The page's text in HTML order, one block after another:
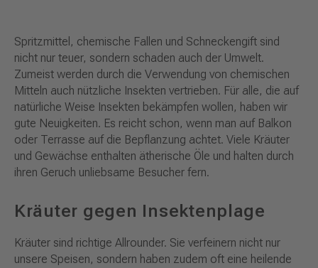
Spritzmittel, chemische Fallen und Schneckengift sind
nicht nur teuer, sondern schaden auch der Umwelt.
Zumeist werden durch die Verwendung von chemischen
Mitteln auch nützliche Insekten vertrieben. Für alle, die auf
natürliche Weise Insekten bekämpfen wollen, haben wir
gute Neuigkeiten. Es reicht schon, wenn man auf Balkon
oder Terrasse auf die Bepflanzung achtet. Viele Kräuter
und Gewächse enthalten ätherische Öle und halten durch
ihren Geruch unliebsame Besucher fern.
Kräuter gegen Insektenplage
Kräuter sind richtige Allrounder. Sie verfeinern nicht nur
unsere Speisen, sondern haben zudem oft eine heilende